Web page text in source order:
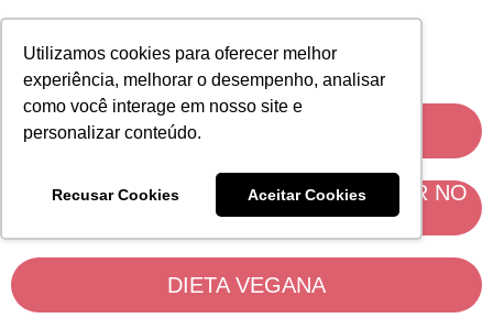
Utilizamos cookies para oferecer melhor
experiência, melhorar o desempenho, analisar
como você interage em nosso site e
personalizar conteúdo.
Recusar Cookies Aceitar Cookies
DIETA FODMAPS
MELHORES MARCAS PARA COMPRAR NO
MERCADO
DIETA VEGANA